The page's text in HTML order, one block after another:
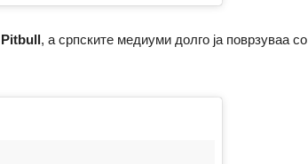
Pitbull, а српските медиуми долго ја поврзуваа со